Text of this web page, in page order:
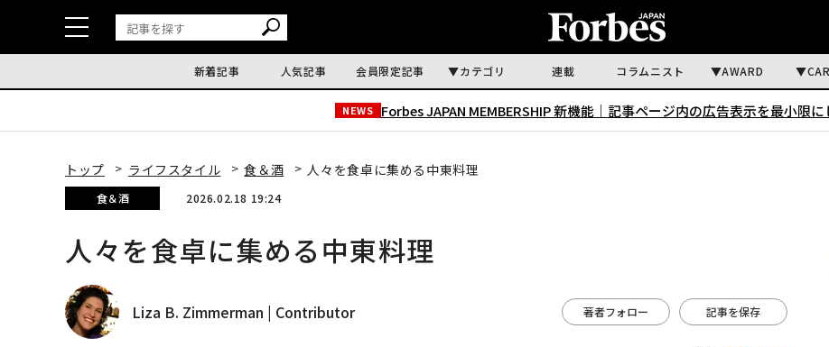
新着記事 人気記事 会員限定記事 カテゴリ 連載 コラムニスト AWARD
NEWS Forbes JAPAN MEMBERSHIP 新機能｜ 記事ページ内の広告表示を最小限に
トップ ライフスタイル 食＆酒 人々を食卓に集める中東料理
食＆酒 2026.02.18 19:24
人々を食卓に集める中東料理
Liza B. Zimmerman | Contributor 著者フォロー 記事を保存